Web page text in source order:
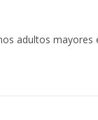
adultos mayores